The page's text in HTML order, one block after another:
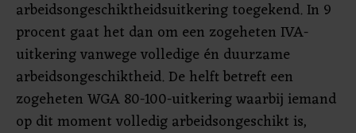
arbeidsongeschiktheidsuitkering toegekend. In 9
procent gaat het dan om een zogeheten IVA-
uitkering vanwege volledige én duurzame
arbeidsongeschiktheid. De helft betreft een
zogeheten WGA 80-100-uitkering waarbij iemand
op dit moment volledig arbeidsongeschikt is,